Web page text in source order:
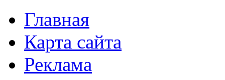
Главная
Карта сайта
Реклама